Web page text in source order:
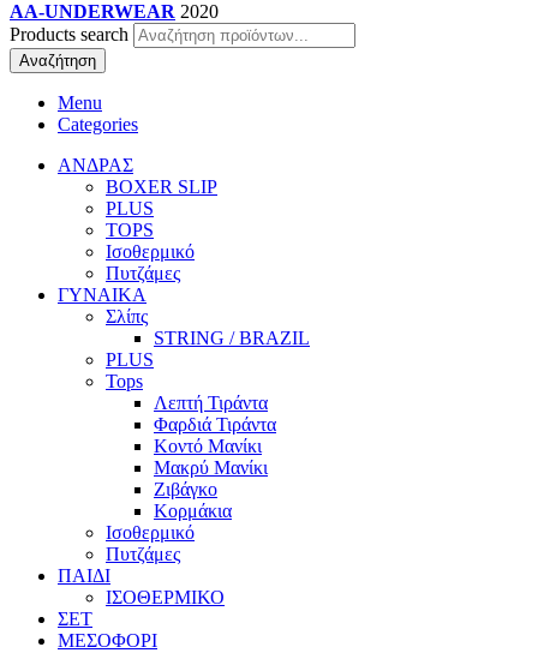
AA-UNDERWEAR 2020
Products search
Αναζήτηση
Menu
Categories
ΑΝΔΡΑΣ
BOXER SLIP
PLUS
TOPS
Ισοθερμικό
Πυτζάμες
ΓΥΝΑΙΚΑ
Σλίπς
STRING / BRAZIL
PLUS
Tops
Λεπτή Τιράντα
Φαρδιά Τιράντα
Κοντό Μανίκι
Μακρύ Μανίκι
Ζιβάγκο
Κορμάκια
Ισοθερμικό
Πυτζάμες
ΠΑΙΔΙ
ΙΣΟΘΕΡΜΙΚΟ
ΣΕΤ
ΜΕΣΟΦΟΡΙ